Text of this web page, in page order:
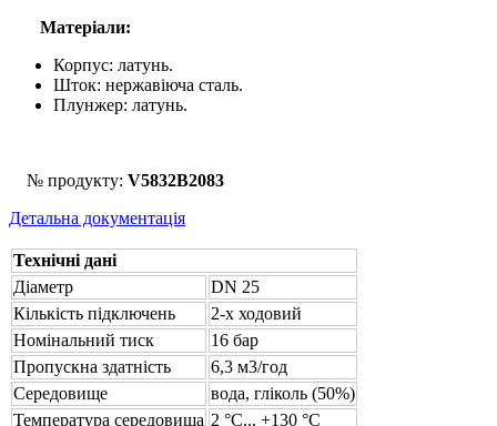
Матеріали:
Корпус: латунь.
Шток: нержавіюча сталь.
Плунжер: латунь.
№ продукту: V5832B2083
Детальна документація
Технічні дані
Діаметр
DN 25
Кількість підключень
2-х ходовий
Номінальний тиск
16 бар
Пропускна здатність
6,3 м3/год
Середовище
вода, гліколь (50%)
Температура середовища 2 °С... +130 °С